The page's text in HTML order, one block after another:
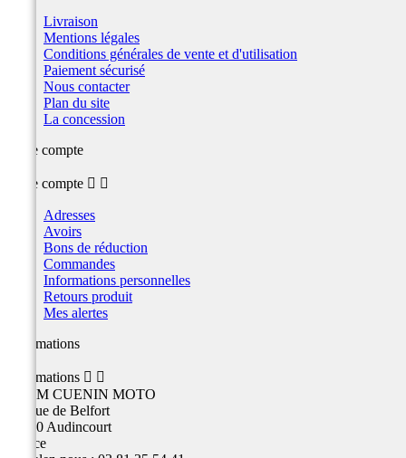
Livraison
Mentions légales
Conditions générales de vente et d'utilisation
Paiement sécurisé
Nous contacter
Plan du site
La concession
Votre compte
Votre compte  
Adresses
Avoirs
Bons de réduction
Commandes
Informations personnelles
Retours produit
Mes alertes
Informations
Informations  
TEAM CUENIN MOTO
26 Rue de Belfort
25400 Audincourt
France